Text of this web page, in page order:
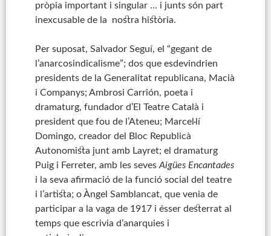
pròpia important i singular … i junts són part
inexcusable de la nostra història.
Per suposat, Salvador Seguí, el “gegant de
l’anarcosindicalisme”; dos que esdevindrien
presidents de la Generalitat republicana, Macià
i Companys; Ambrosi Carrión, poeta i
dramaturg, fundador d’El Teatre Català i
president que fou de l’Ateneu; Marcel·lí
Domingo, creador del Bloc Republicà
Autonomista junt amb Layret; el dramaturg
Puig i Ferreter, amb les seves Aigües Encantades
i la seva afirmació de la funció social del teatre
i l’artista; o Àngel Samblancat, que venia de
participar a la vaga de 1917 i ésser desterrat al
temps que escrivia d’anarquies i